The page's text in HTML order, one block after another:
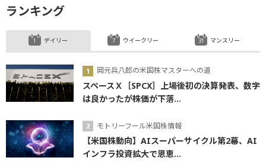
ランキング
デイリー
岡元兵八郎の米国株マスターへの道
スペースＸ［SPCX］上場後初の決算発表、数字
は良かったが株価が下落...
モトリーフール米国株情報
【米国株動向】AIスーパーサイクル第2幕、AI
インフラ投資拡大で恩恵...
ウイークリー マンスリー